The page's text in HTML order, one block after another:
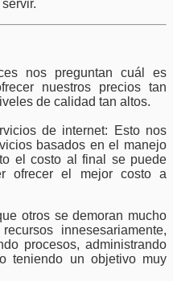
nos preguntan cuál es
nuestros precios tan
de calidad tan altos.
de internet: Esto nos
basados en el manejo
el costo al final se puede
ofrecer el mejor costo a
otros se demoran mucho
innesesariamente,
procesos, administrando
teniendo un objetivo muy